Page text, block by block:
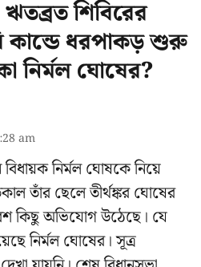
শিবিরের
কান্ডে ধরপাকড় শুরু
নির্মল ঘোষের?
am
বিধায়ক নির্মল ঘোষকে নিয়ে
তাঁর ছেলে তীর্থঙ্কর ঘোষের
কিছু অভিযোগ উঠেছে। যে
নির্মল ঘোষের। সূত্র